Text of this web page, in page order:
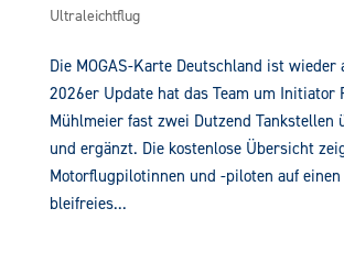
Ultraleichtflug
Die MOGAS-Karte Deutschland ist wieder
2026er Update hat das Team um Initiator
Mühlmeier fast zwei Dutzend Tankstellen
und ergänzt. Die kostenlose Übersicht
Motorflugpilotinnen und -piloten auf
bleifreies...